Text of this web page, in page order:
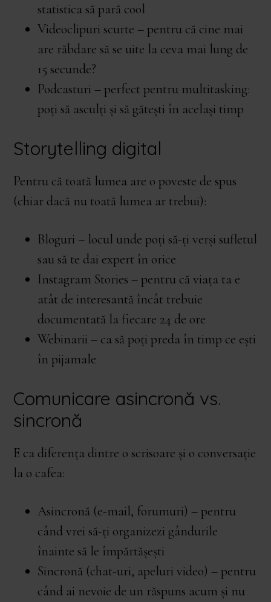
statistica să pară cool
Videoclipuri scurte – pentru că cine mai
are răbdare să se uite la ceva mai lung de
15 secunde?
Podcasturi – perfect pentru multitasking:
poți să asculți și să gătești în același timp
Storytelling digital
Pentru că toată lumea are o poveste de spus
(chiar dacă nu toată lumea ar trebui):
Bloguri – locul unde poți să-ți verși sufletul
sau să te dai expert în orice
Instagram Stories – pentru că viața ta e
atât de interesantă încât trebuie
documentată la fiecare 24 de ore
Webinarii – ca să poți preda în timp ce ești
în pijamale
Comunicare asincronă vs.
sincronă
E ca diferența dintre o scrisoare și o conversație
la o cafea:
Asincronă (e-mail, forumuri) – pentru
când vrei să-ți organizezi gândurile
înainte să le împărtășești
Sincronă (chat-uri, apeluri video) – pentru
când ai nevoie de un răspuns acum și nu